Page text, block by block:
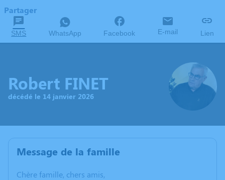
Partager
SMS WhatsApp Facebook E-mail Lien
Robert FINET
décédé le 14 janvier 2026
Message de la famille
Chère famille, chers amis,